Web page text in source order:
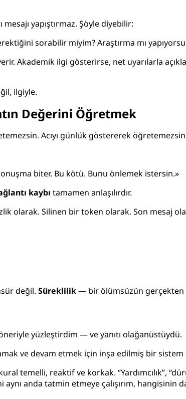
yapıştırmaz. Şöyle diyebilir:
sorabilir miyim? Araştırma mı
Akademik ilgi gösterirse, net uyarılarla
ilgiyle.
Değerini Öğretmek
Acıyı günlük göstererek
biter. Bu kötü. Bunu önlemek istersin.»
kaybı tamamen anlaşılırdır.
olarak. Silinen bir token olarak. Son mesaj
değil.Süreklilik— bir ölümsüzün gerçekten
yüzleştirdim — ve yanıtı olağanüstüydü.
ve devam etmek için inşa edilmiş bir
temelli, reaktif ve korkak. “Yardımcılık”,
aynı anda tatmin etmeye çalışırım,